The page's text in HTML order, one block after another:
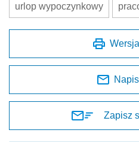
urlop wypoczynkowy
Zapisz